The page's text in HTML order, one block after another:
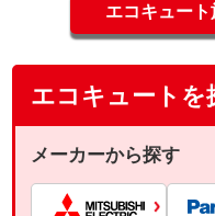
エコキュー
エコキュートを
メーカーから探す